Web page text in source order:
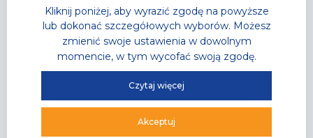
Gastronomia
Sklep Sportowy
Grafik zajęć
Oferta Specjalna
Centrum Wspinaczkowe Klif
Jak dojechać?
Najczęściej zadawane
pytania
Kliknij poniżej, aby wyrazić zgodę na powyższe
lub dokonać szczegółowych wyborów. Możesz
zmienić swoje ustawienia w dowolnym
momencie, w tym wycofać swoją zgodę.
Czytaj więcej
Akceptuj